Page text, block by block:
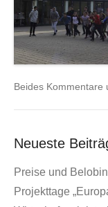
Beides Kommentare
Neueste
Preise und
Projekttage